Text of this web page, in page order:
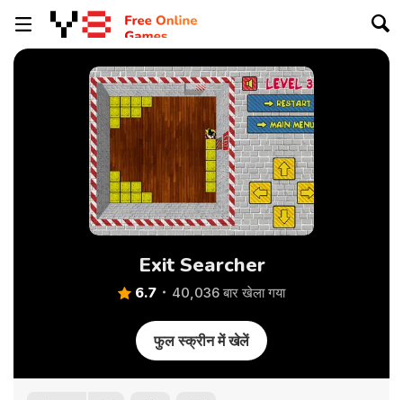
Exit Searcher
6.7 40,036 बार खेला गया
फुल स्क्रीन में खेलें